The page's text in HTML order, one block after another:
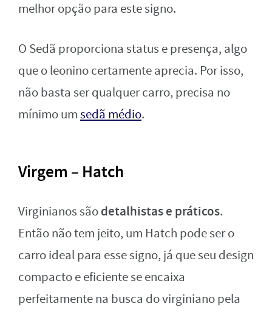
melhor opção para este signo.
O Sedã proporciona status e presença, algo
que o leonino certamente aprecia. Por isso,
não basta ser qualquer carro, precisa no
mínimo umsedã médio.
Virgem – Hatch
Virginianos sãodetalhistas e práticos.
Então não tem jeito, um Hatch pode ser o
carro ideal para esse signo, já que seu design
compacto e eficiente se encaixa
perfeitamente na busca do virginiano pela